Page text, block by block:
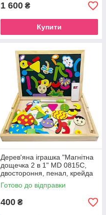
1 600 ₴
Купити
Дерев'яна іграшка "Магнітна
дощечка 2 в 1" MD 0815C,
двостороння, пенал, крейда
Готово до відправки
400 ₴